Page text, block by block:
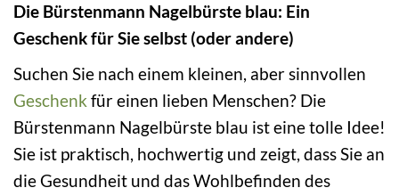
Die Bürstenmann Nagelbürste blau: Ein
Geschenk für Sie selbst (oder andere)
Suchen Sie nach einem kleinen, aber sinnvollen
Geschenk für einen lieben Menschen? Die
Bürstenmann Nagelbürste blau ist eine tolle Idee!
Sie ist praktisch, hochwertig und zeigt, dass Sie an
die Gesundheit und das Wohlbefinden des